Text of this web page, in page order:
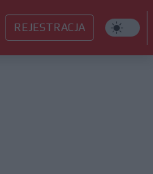
REJESTRACJA